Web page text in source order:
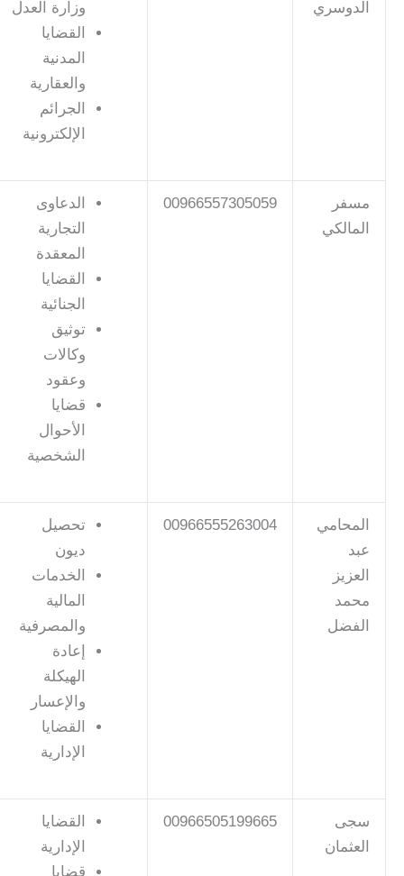
الدوسري
وزارة العدل
القضايا
المدنية
والعقارية
الجرائم
الإلكترونية
مسفر
المالكي
00966557305059
الدعاوى
التجارية
المعقدة
القضايا
الجنائية
توثيق
وكالات
وعقود
قضايا
الأحوال
الشخصية
المحامي
عبد
العزيز
محمد
الفضل
00966555263004
تحصيل
ديون
الخدمات
المالية
والمصرفية
إعادة
الهيكلة
والإعسار
القضايا
الإدارية
سجى
العثمان
00966505199665
القضايا
الإدارية
قضايا